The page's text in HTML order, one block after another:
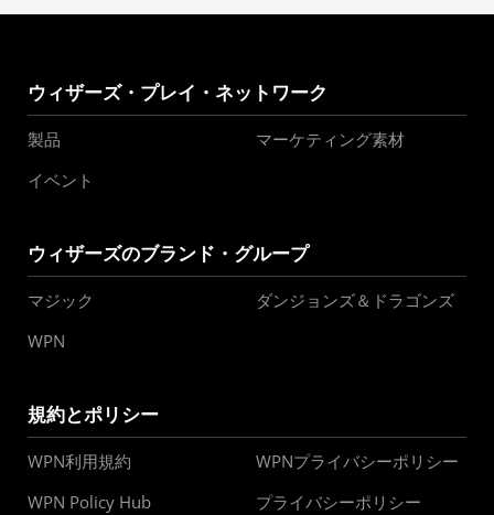
ウィザーズ・プレイ・ネットワーク
製品
マーケティング素材
イベント
ウィザーズのブランド・グループ
マジック
ダンジョンズ＆ドラゴンズ
WPN
規約とポリシー
WPN利用規約
WPNプライバシーポリシー
WPN Policy Hub
プライバシーポリシー